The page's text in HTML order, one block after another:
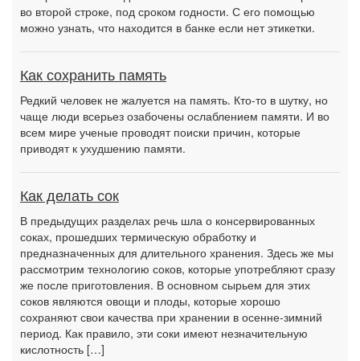
во второй строке, под сроком годности. С его помощью
можно узнать, что находится в банке если нет этикетки.
Как сохранить память
Редкий человек не жалуется на память. Кто-то в шутку, но
чаще люди всерьез озабочены ослаблением памяти. И во
всем мире ученые проводят поиски причин, которые
приводят к ухудшению памяти.
Как делать сок
В предыдущих разделах речь шла о консервированных
соках, прошедших термическую обработку и
предназначенных для длительного хранения. Здесь же мы
рассмотрим технологию соков, которые употребляют сразу
же после приготовления. В основном сырьем для этих
соков являются овощи и плоды, которые хорошо
сохраняют свои качества при хранении в осенне-зимний
период. Как правило, эти соки имеют незначительную
кислотность […]